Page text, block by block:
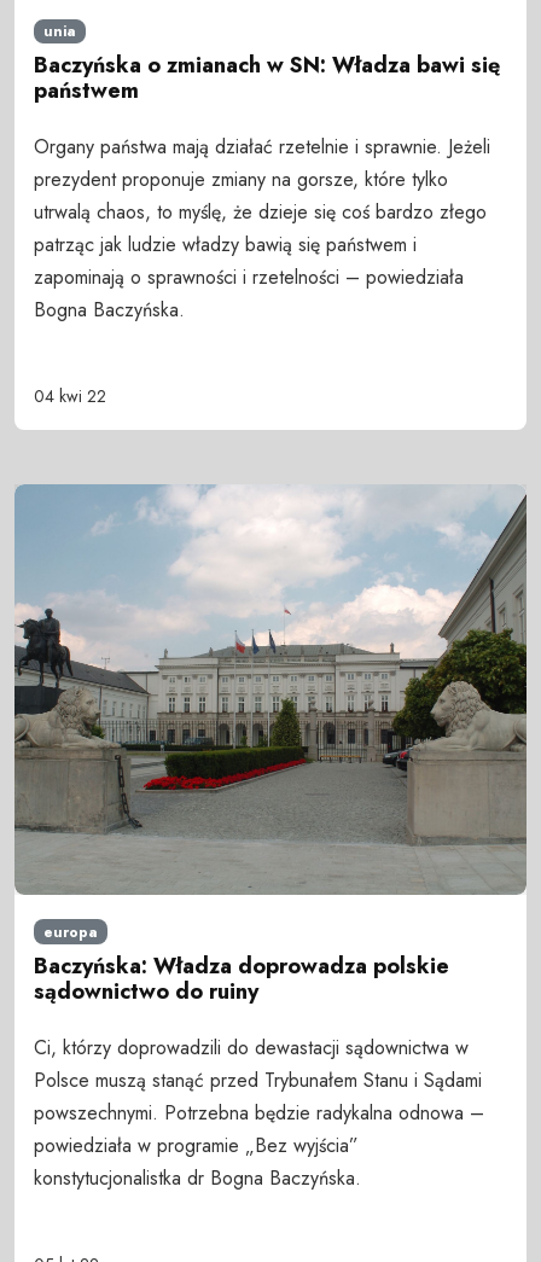
unia
Baczyńska o zmianach w SN: Władza bawi się
państwem
Organy państwa mają działać rzetelnie i sprawnie. Jeżeli
prezydent proponuje zmiany na gorsze, które tylko
utrwalą chaos, to myślę, że dzieje się coś bardzo złego
patrząc jak ludzie władzy bawią się państwem i
zapominają o sprawności i rzetelności – powiedziała
Bogna Baczyńska.
04 kwi 22
europa
Baczyńska: Władza doprowadza polskie
sądownictwo do ruiny
Ci, którzy doprowadzili do dewastacji sądownictwa w
Polsce muszą stanąć przed Trybunałem Stanu i Sądami
powszechnymi. Potrzebna będzie radykalna odnowa –
powiedziała w programie „Bez wyjścia”
konstytucjonalistka dr Bogna Baczyńska.